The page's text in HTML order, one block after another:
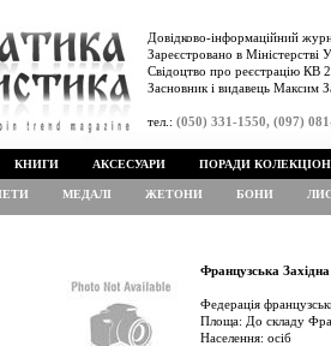
Довідково-інформаційний
Зареєстровано в Міністерстві
Свідоцтво про реєстрацію КВ
Засновник і видавець Максим
тел.: (050) 331-1550, (097)
КНИГИ АКСЕСУАРИ ПОРАДИ
МЕДАЛІ ЖЕТОНИ БОНИ
Французська
Федерація
Площа: До складу
Населення: осіб